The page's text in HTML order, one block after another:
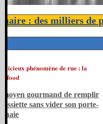
: des milliers
délicieux phénomène de rue : la
food
moyen gourmand de remplir
assiette sans vider son porte-